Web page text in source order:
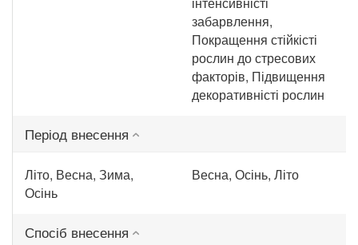
забарвлення,
Покращення стійкісті
рослин до стресових
факторів, Підвищення
декоративністі рослин
Період внесення
Літо, Весна, Зима,
Осінь
Весна, Осінь, Літо
Спосіб внесення